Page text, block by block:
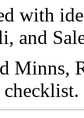
with
and
Minns,